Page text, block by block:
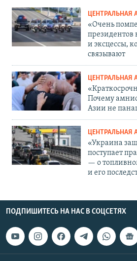
ЦЕНТРАЛЬНАЯ
«Очень
президентов
и эксцессы,
связывают
ЦЕНТРАЛЬНАЯ
Почему
Азии не
ЦЕНТРАЛЬНАЯ
«Украина
поступает
— о
и его
ПОДПИШИТЕСЬ НА НАС В СОЦСЕТЯХ